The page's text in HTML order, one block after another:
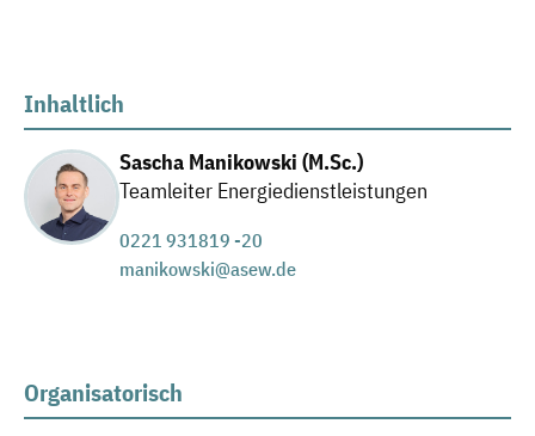
Inhaltlich
Sascha Manikowski (M.Sc.)
Teamleiter Energiedienstleistungen
0221 931819 -20
manikowski@asew.de
Organisatorisch